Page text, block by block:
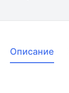
Описание